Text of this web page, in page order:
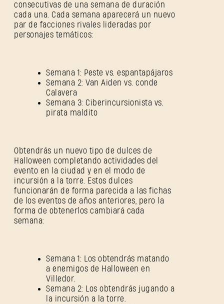
consecutivas de una semana de duración
cada una. Cada semana aparecerá un nuevo
par de facciones rivales lideradas por
personajes temáticos:
Semana 1: Peste vs. espantapájaros
Semana 2: Van Aiden vs. conde
Calavera
Semana 3: Ciberincursionista vs.
pirata maldito
Obtendrás un nuevo tipo de dulces de
Halloween completando actividades del
evento en la ciudad y en el modo de
incursión a la torre. Estos dulces
funcionarán de forma parecida a las fichas
de los eventos de años anteriores, pero la
forma de obtenerlos cambiará cada
semana:
Semana 1: Los obtendrás matando
a enemigos de Halloween en
Villedor.
Semana 2: Los obtendrás jugando a
la incursión a la torre.